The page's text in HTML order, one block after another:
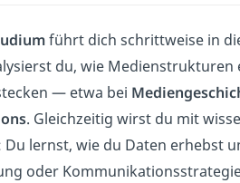
führt dich schrittweise in
du, wie
— etwa bei
. Gleichzeitig wirst du mit
lernst, wie du Daten erhebst
oder